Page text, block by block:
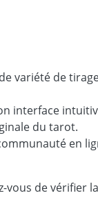
variété de
interface
du tarot.
en
de